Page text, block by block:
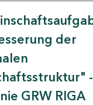
der
-
GRW RIGA